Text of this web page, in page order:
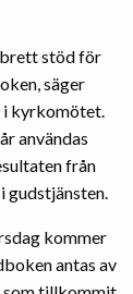
brett stöd för
säger
i kyrkomötet.
användas
från
gudstjänsten.
kommer
antas av